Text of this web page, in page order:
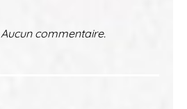
Aucun commentaire.